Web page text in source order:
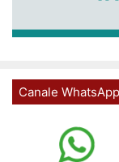
Canale WhatsApp